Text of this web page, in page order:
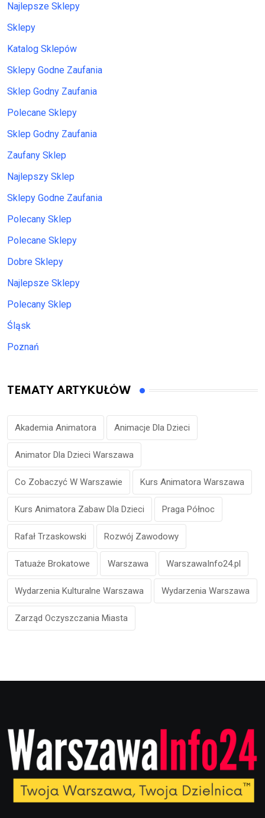
Najlepsze Sklepy
Sklepy
Katalog Sklepów
Sklepy Godne Zaufania
Sklep Godny Zaufania
Polecane Sklepy
Sklep Godny Zaufania
Zaufany Sklep
Najlepszy Sklep
Sklepy Godne Zaufania
Polecany Sklep
Polecane Sklepy
Dobre Sklepy
Najlepsze Sklepy
Polecany Sklep
Śląsk
Poznań
TEMATY ARTYKUŁÓW
Akademia Animatora Animacje Dla Dzieci
Animator Dla Dzieci Warszawa
Co Zobaczyć W Warszawie Kurs Animatora Warszawa
Kurs Animatora Zabaw Dla Dzieci Praga Północ
Rafał Trzaskowski Rozwój Zawodowy
Tatuaże Brokatowe Warszawa WarszawaInfo24.pl
Wydarzenia Kulturalne Warszawa Wydarzenia Warszawa
Zarząd Oczyszczania Miasta